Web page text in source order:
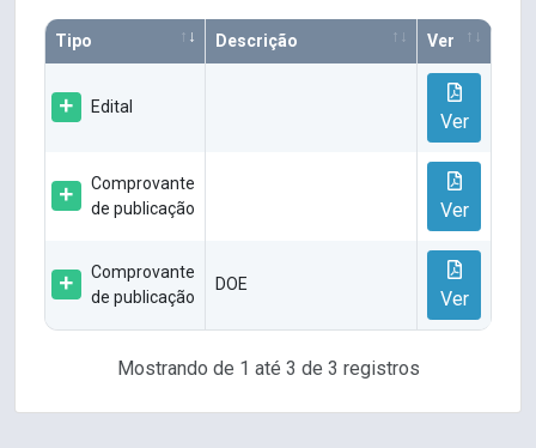
Tipo Descrição Ver
Edital
Ver
Comprovante
de publicação
Ver
Comprovante
de publicação
DOE
Ver
Mostrando de 1 até 3 de 3 registros